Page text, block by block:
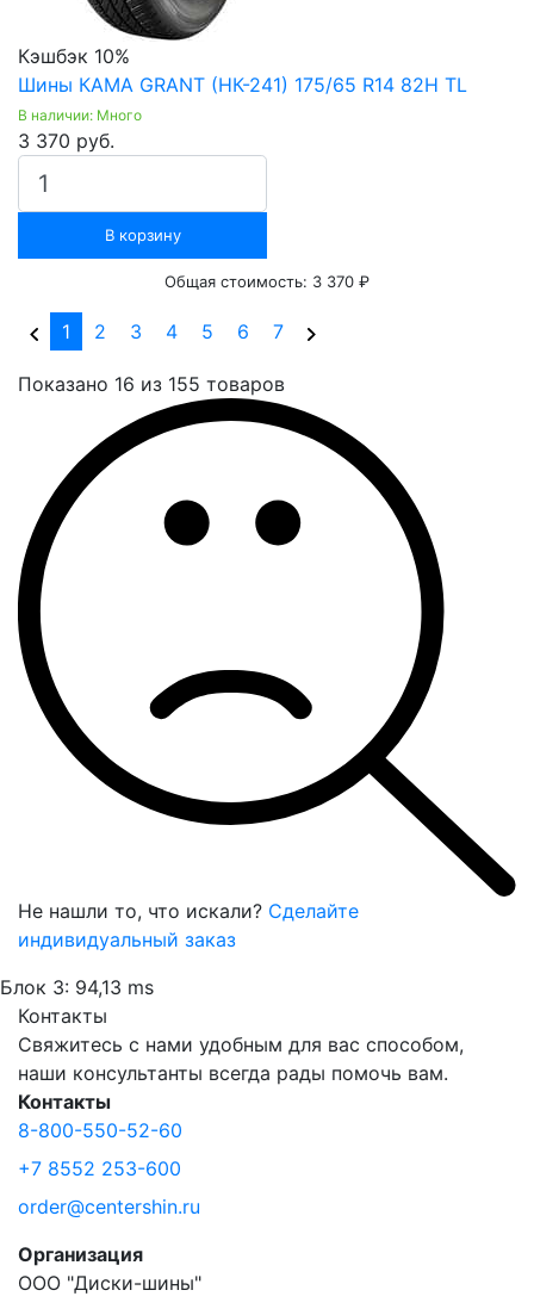
Кэшбэк 10%
Шины КАМА GRANT (НК-241) 175/65 R14 82H TL
В наличии: Много
3 370 руб.
В корзину
Общая стоимость: 3 370 ₽
1 (current)
2 3 4 5 6 7
Показано 16 из 155 товаров
Не нашли то, что искали? Сделайте
индивидуальный заказ
Блок 3: 94,13 ms
Контакты
Свяжитесь с нами удобным для вас способом,
наши консультанты всегда рады помочь вам.
Контакты
8-800-550-52-60
+7 8552 253-600
order@centershin.ru
Организация
ООО "Диски-шины"